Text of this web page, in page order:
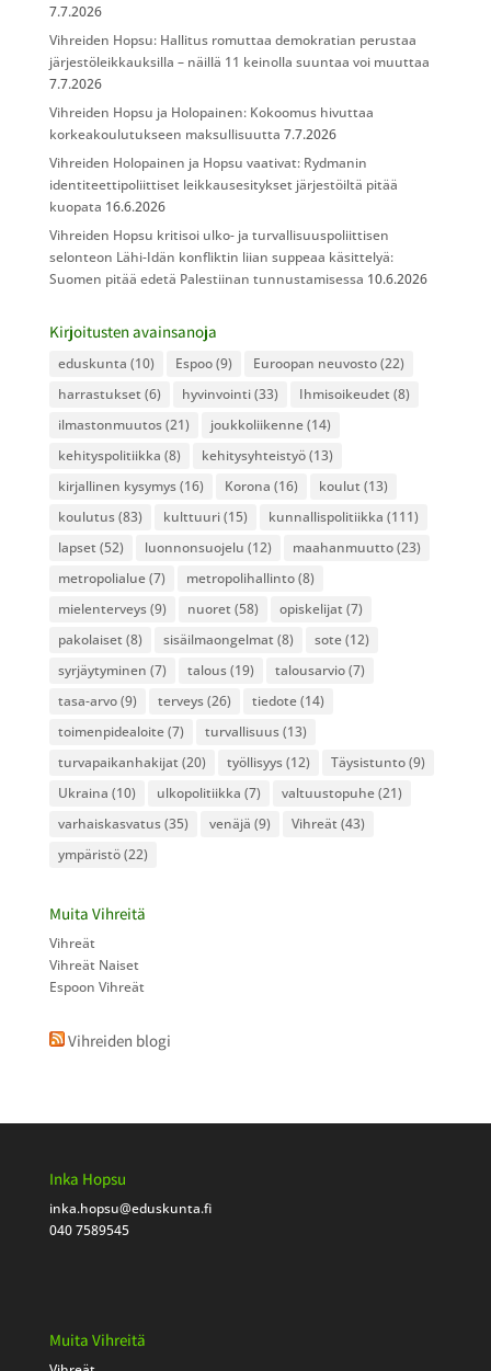
7.7.2026
Vihreiden Hopsu: Hallitus romuttaa demokratian perustaa
järjestöleikkauksilla – näillä 11 keinolla suuntaa voi muuttaa
7.7.2026
Vihreiden Hopsu ja Holopainen: Kokoomus hivuttaa
korkeakoulutukseen maksullisuutta 7.7.2026
Vihreiden Holopainen ja Hopsu vaativat: Rydmanin
identiteettipoliittiset leikkausesitykset järjestöiltä pitää
kuopata 16.6.2026
Vihreiden Hopsu kritisoi ulko- ja turvallisuuspoliittisen
selonteon Lähi-Idän konfliktin liian suppeaa käsittelyä:
Suomen pitää edetä Palestiinan tunnustamisessa 10.6.2026
Kirjoitusten avainsanoja
eduskunta (10) Espoo(9) Euroopan neuvosto(22)
harrastukset (6) hyvinvointi(33) Ihmisoikeudet (8)
ilmastonmuutos(21) joukkoliikenne(14)
kehityspolitiikka (8) kehitysyhteistyö(13)
kirjallinen kysymys(16) Korona (16) koulut (13)
koulutus(83) kulttuuri(15) kunnallispolitiikka (111)
lapset (52) luonnonsuojelu (12) maahanmuutto(23)
metropolialue(7) metropolihallinto(8)
mielenterveys(9) nuoret (58) opiskelijat (7)
pakolaiset (8) sisäilmaongelmat (8) sote(12)
syrjäytyminen (7) talous(19) talousarvio(7)
tasa-arvo(9) terveys(26) tiedote(14)
toimenpidealoite(7) turvallisuus(13)
turvapaikanhakijat (20) työllisyys(12) Täysistunto(9)
Ukraina (10) ulkopolitiikka (7) valtuustopuhe(21)
varhaiskasvatus(35) venäjä (9) Vihreät (43)
ympäristö(22)
Muita Vihreitä
Vihreät
Vihreät Naiset
Espoon Vihreät
Vihreiden blogi
Inka Hopsu
inka.hopsu@eduskunta.fi
040 7589545
Muita Vihreitä